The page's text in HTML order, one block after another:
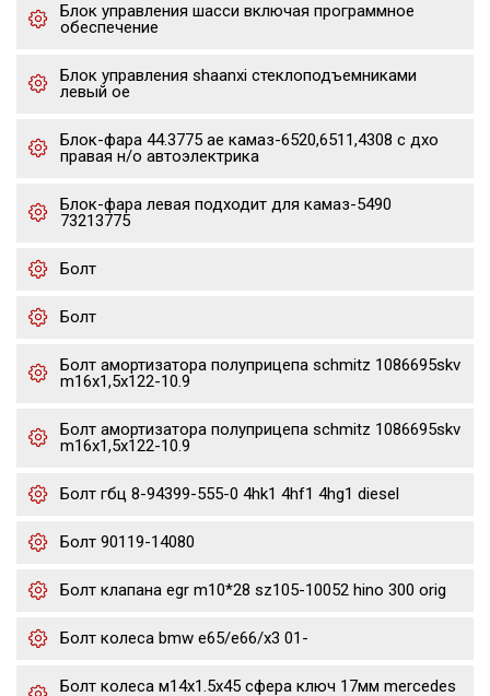
Блок управления шасси включая программное
обеспечение
Блок управления shaanxi стеклоподъемниками
левый oe
Блок-фара 44.3775 ae камаз-6520,6511,4308 с дхо
правая н/о автоэлектрика
Блок-фара левая подходит для камаз-5490
73213775
Болт
Болт
Болт амортизатора полуприцепа schmitz 1086695skv
m16x1,5х122-10.9
Болт амортизатора полуприцепа schmitz 1086695skv
m16x1,5х122-10.9
Болт гбц 8-94399-555-0 4hk1 4hf1 4hg1 diesel
Болт 90119-14080
Болт клапана egr m10*28 sz105-10052 hino 300 orig
Болт колеса bmw e65/e66/x3 01-
Болт колеса м14х1.5х45 сфера ключ 17мм mercedes